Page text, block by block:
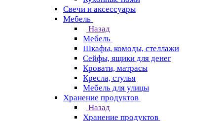
Свечи и аксессуары
Мебель
Назад
Мебель
Шкафы, комоды, стеллажи
Сейфы, ящики для денег
Кровати, матрасы
Кресла, стулья
Мебель для улицы
Хранение продуктов
Назад
Хранение продуктов